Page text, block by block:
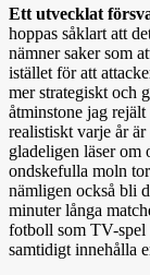
Ett utvecklat
hoppas såklart att
nämner saker som
istället för att
mer strategiskt och
åtminstone jag
realistiskt varje år är
gladeligen läser om
ondskefulla moln
nämligen också bli
minuter långa
fotboll som TV-spel
samtidigt innehålla